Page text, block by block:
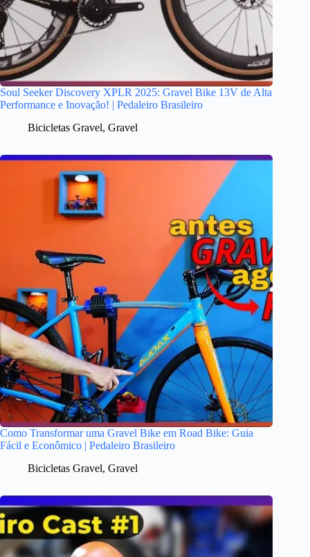
Soul Seeker Discovery XPLR 2025: Gravel Bike 13V de Alta
Performance e Inovação! | Pedaleiro Brasileiro
Bicicletas Gravel, Gravel
Como Transformar uma Gravel Bike em Road Bike: Guia
Fácil e Econômico | Pedaleiro Brasileiro
Bicicletas Gravel, Gravel